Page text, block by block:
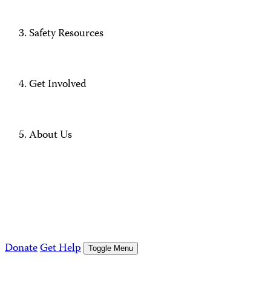
Safety Resources
Get Involved
About Us
DonateGet Help Toggle Menu